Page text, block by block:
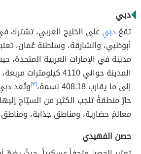
دبي
تقعُدبيعلى الخليج العربي، تشترك
أبوظبي، والشارقة، وسلطنة عُمان،
مدينة في الإمارات العربية المتحدة،
المدينة حوالي 4110
إلى ما يقارب 408.18 نسمة،
[٣] وتُعد
حارّ منطقةً تلجب الكثير من السيّاح
معالمَ حضارية، ومناطق جذابة،
حصن الفهيدي